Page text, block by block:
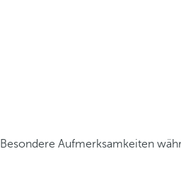
Besondere Aufmerksamkeiten